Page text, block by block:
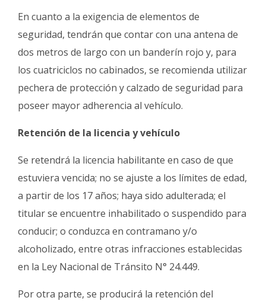
En cuanto a la exigencia de elementos de
seguridad, tendrán que contar con una antena de
dos metros de largo con un banderín rojo y, para
los cuatriciclos no cabinados, se recomienda utilizar
pechera de protección y calzado de seguridad para
poseer mayor adherencia al vehículo.
Retención de la licencia y vehículo
Se retendrá la licencia habilitante en caso de que
estuviera vencida; no se ajuste a los límites de edad,
a partir de los 17 años; haya sido adulterada; el
titular se encuentre inhabilitado o suspendido para
conducir; o conduzca en contramano y/o
alcoholizado, entre otras infracciones establecidas
en la Ley Nacional de Tránsito N° 24.449.
Por otra parte, se producirá la retención del